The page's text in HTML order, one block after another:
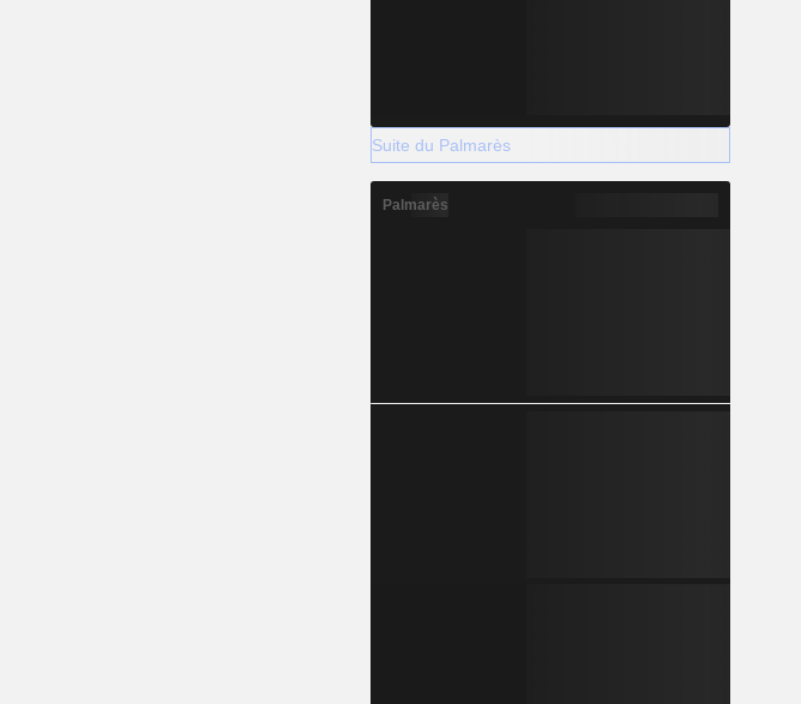
Suite du Palmarès
Palmarès